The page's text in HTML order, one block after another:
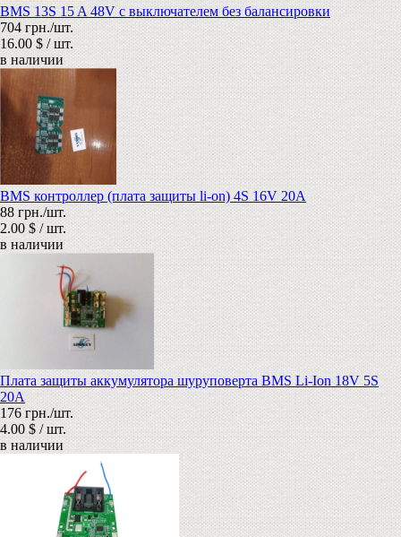
BMS 13S 15 A 48V с выключателем без балансировки
704 грн./шт.
16.00 $ / шт.
в наличии
BMS контроллер (плата защиты li-on) 4S 16V 20A
88 грн./шт.
2.00 $ / шт.
в наличии
Плата защиты аккумулятора шуруповерта BMS Li-Ion 18V 5S
20A
176 грн./шт.
4.00 $ / шт.
в наличии